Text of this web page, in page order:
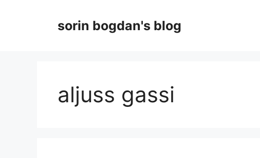
sorin bogdan's blog
aljuss gassi